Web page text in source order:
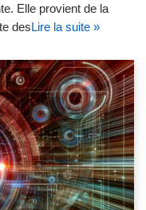
Elle provient de la
desLire la suite »